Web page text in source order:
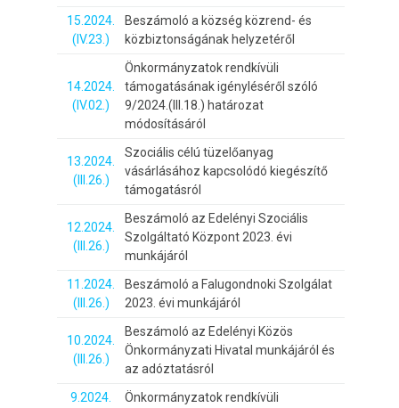
15.2024.
(IV.23.)
Beszámoló a község közrend- és
közbiztonságának helyzetéről
14.2024.
(IV.02.)
Önkormányzatok rendkívüli
támogatásának igényléséről szóló
9/2024.(III.18.) határozat
módosításáról
13.2024.
(III.26.)
Szociális célú tüzelőanyag
vásárlásához kapcsolódó kiegészítő
támogatásról
12.2024.
(III.26.)
Beszámoló az Edelényi Szociális
Szolgáltató Központ 2023. évi
munkájáról
11.2024.
(III.26.)
Beszámoló a Falugondnoki Szolgálat
2023. évi munkájáról
10.2024.
(III.26.)
Beszámoló az Edelényi Közös
Önkormányzati Hivatal munkájáról és
az adóztatásról
9.2024.
Önkormányzatok rendkívüli